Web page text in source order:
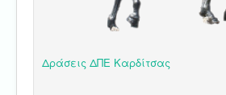
Δράσεις ΔΠΕ Καρδίτσας